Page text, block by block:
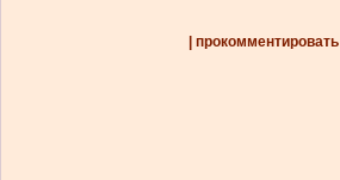
| прокомментировать |